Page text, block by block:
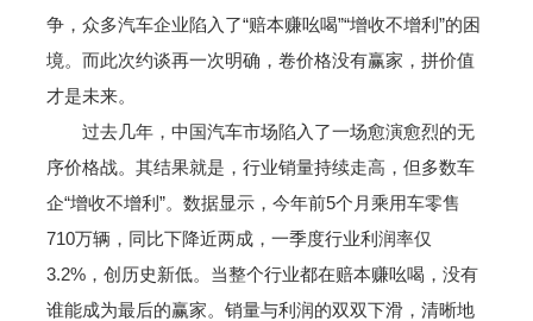
争，众多汽车企业陷入了“赔本赚吆喝”“增收不增利”的困
境。而此次约谈再一次明确，卷价格没有赢家，拼价值
才是未来。
过去几年，中国汽车市场陷入了一场愈演愈烈的无
序价格战。其结果就是，行业销量持续走高，但多数车
企“增收不增利”。数据显示，今年前5个月乘用车零售
710万辆，同比下降近两成，一季度行业利润率仅
3.2%，创历史新低。当整个行业都在赔本赚吆喝，没有
谁能成为最后的赢家。销量与利润的双双下滑，清晰地